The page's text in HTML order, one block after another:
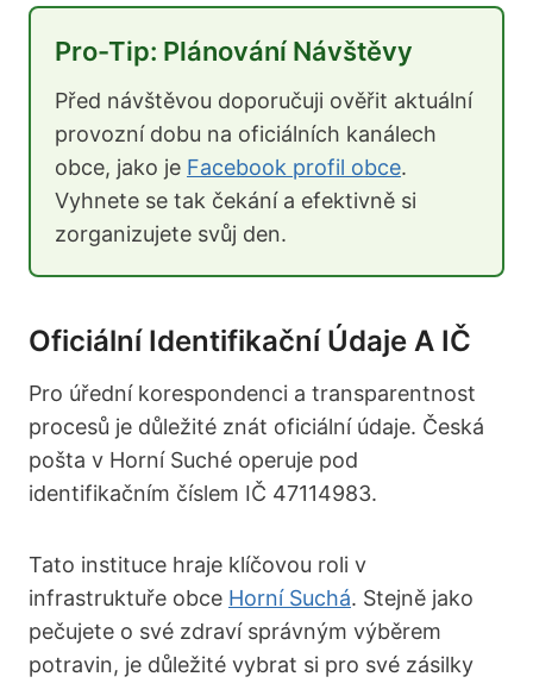
Pro-Tip: Plánování Návštěvy
Před návštěvou doporučuji ověřit aktuální
provozní dobu na oficiálních kanálech
obce, jako je Facebook profil obce.
Vyhnete se tak čekání a efektivně si
zorganizujete svůj den.
Oficiální Identifikační Údaje A IČ
Pro úřední korespondenci a transparentnost
procesů je důležité znát oficiální údaje. Česká
pošta v Horní Suché operuje pod
identifikačním číslem IČ 47114983.
Tato instituce hraje klíčovou roli v
infrastruktuře obce Horní Suchá. Stejně jako
pečujete o své zdraví správným výběrem
potravin, je důležité vybrat si pro své zásilky